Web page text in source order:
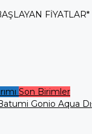
FİYATLAR*
Son Birimler